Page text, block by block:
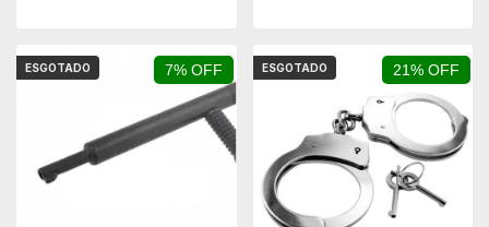
7% OFF
ESGOTADO 21% OFF
ESGOTADO